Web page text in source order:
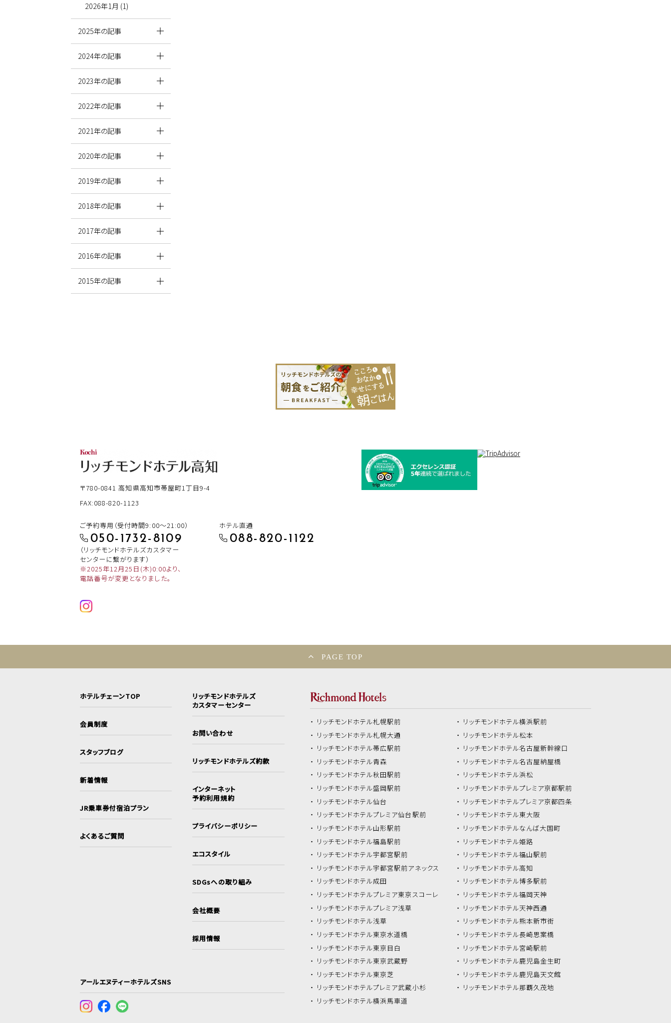
2026年1月 (1)
2025年の記事
2024年の記事
2023年の記事
2022年の記事
2021年の記事
2020年の記事
2019年の記事
2018年の記事
2017年の記事
2016年の記事
2015年の記事
〒780-0841高知県高知市帯屋町1丁目9-4
FAX:088-820-1123
ご予約専用（受付時間9:00～21:00）
050-1732-8109
（リッチモンドホテルズカスタマー
センターに繋がります）
※2025年12月25日(木)0:00より、
電話番号が変更となりました。
ホテル直通
088-820-1122
PAGE TOP
ホテルチェーンTOP
会員制度
スタッフブログ
新着情報
JR乗車券付宿泊プラン
よくあるご質問
リッチモンドホテルズ
カスタマーセンター
お問い合わせ
リッチモンドホテルズ約款
インターネット
予約利用規約
プライバシーポリシー
エコスタイル
SDGsへの取り組み
会社概要
採用情報
アールエヌティーホテルズSNS
リッチモンドホテル札幌駅前
リッチモンドホテル札幌大通
リッチモンドホテル帯広駅前
リッチモンドホテル青森
リッチモンドホテル秋田駅前
リッチモンドホテル盛岡駅前
リッチモンドホテル仙台
リッチモンドホテルプレミア仙台駅前
リッチモンドホテル山形駅前
リッチモンドホテル福島駅前
リッチモンドホテル宇都宮駅前
リッチモンドホテル宇都宮駅前アネックス
リッチモンドホテル成田
リッチモンドホテルプレミア東京スコーレ
リッチモンドホテルプレミア浅草
リッチモンドホテル浅草
リッチモンドホテル東京水道橋
リッチモンドホテル東京目白
リッチモンドホテル東京武蔵野
リッチモンドホテル東京芝
リッチモンドホテルプレミア武蔵小杉
リッチモンドホテル横浜馬車道
リッチモンドホテル横浜駅前
リッチモンドホテル松本
リッチモンドホテル名古屋新幹線口
リッチモンドホテル名古屋納屋橋
リッチモンドホテル浜松
リッチモンドホテルプレミア京都駅前
リッチモンドホテルプレミア京都四条
リッチモンドホテル東大阪
リッチモンドホテルなんば大国町
リッチモンドホテル姫路
リッチモンドホテル福山駅前
リッチモンドホテル高知
リッチモンドホテル博多駅前
リッチモンドホテル福岡天神
リッチモンドホテル天神西通
リッチモンドホテル熊本新市街
リッチモンドホテル長崎思案橋
リッチモンドホテル宮崎駅前
リッチモンドホテル鹿児島金生町
リッチモンドホテル鹿児島天文館
リッチモンドホテル那覇久茂地